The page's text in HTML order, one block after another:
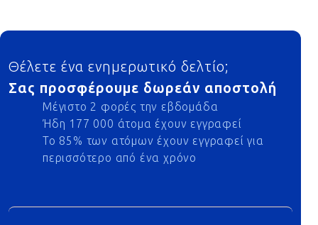
Footer
Θέλετε ένα ενημερωτικό δελτίο;
Σας προσφέρουμε δωρεάν αποστολή
Μέγιστο 2 φορές την εβδομάδα
Ήδη 177 000 άτομα έχουν εγγραφεί
Το 85% των ατόμων έχουν εγγραφεί για
περισσότερο από ένα χρόνο